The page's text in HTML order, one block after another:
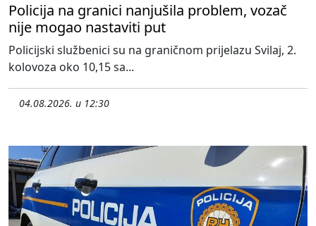
Policija na granici nanjušila problem, vozač
nije mogao nastaviti put
Policijski službenici su na graničnom prijelazu Svilaj, 2.
kolovoza oko 10,15 sa...
04.08.2026. u 12:30